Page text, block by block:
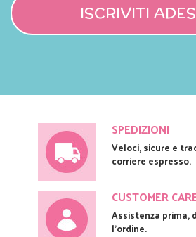
ISCRIVITI
SPEDIZIONI
Veloci, sicure e
corriere espresso.
CUSTOMER
Assistenza prima,
l'ordine.